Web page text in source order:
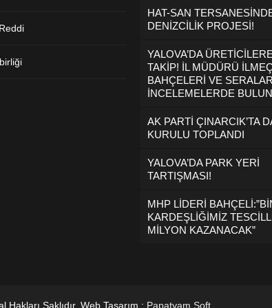
HAT-SAN
DENİZCİLİK PROJESİ!
YALOVA’DA
TAKİP! İL MÜDÜRÜ
BAHÇELERİ VE
İNCELEMELERDE
AK PARTİ ÇINARCIK’TA
KURULU TOPLANDI
YALOVA’DA PARK YERİ
TARTIŞMASI!
MHP LİDERİ
KARDEŞLİĞİMİZ
MİLYON KAZANACAK”
Saklıdır. Web Tasarım : Papatyam Soft